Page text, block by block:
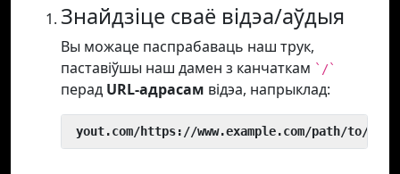
Знайдзіце сваё відэа/аўдыя
Вы можаце паспрабаваць наш трук,
паставіўшы наш дамен з канчаткам `/`
перад URL-адрасам відэа, напрыклад:
yout.com/https://www.example.com/path/to/